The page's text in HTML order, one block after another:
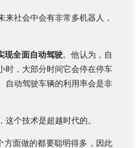
社会中会有非常多机器人，
现全面自动驾驶。他认为，自
时，大部分时间它会停在停车
自动驾驶车辆的利用率会是非
个技术是超越时代的。
面做的都要聪明得多，因此